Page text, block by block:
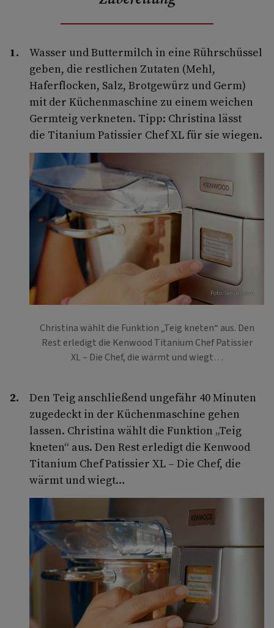
Wasser und Buttermilch in eine Rührschüssel
geben, die restlichen Zutaten (Mehl,
Haferflocken, Salz, Brotgewürz und Germ)
mit der Küchenmaschine zu einem weichen
Germteig verkneten. Tipp: Christina lässt
die Titanium Patissier Chef XL für sie wiegen.
Foto: Servus.com
Christina wählt die Funktion „Teig kneten“ aus. Den
Rest erledigt die Kenwood Titanium Chef Patissier
XL – Die Chef, die wärmt und wiegt…
Den Teig anschließend ungefähr 40 Minuten
zugedeckt in der Küchenmaschine gehen
lassen. Christina wählt die Funktion „Teig
kneten“ aus. Den Rest erledigt die Kenwood
Titanium Chef Patissier XL – Die Chef, die
wärmt und wiegt…